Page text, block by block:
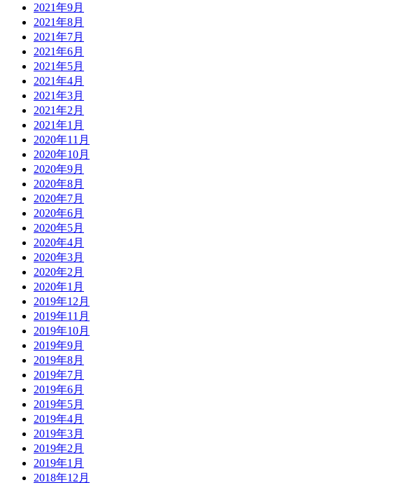
2021年9月
2021年8月
2021年7月
2021年6月
2021年5月
2021年4月
2021年3月
2021年2月
2021年1月
2020年11月
2020年10月
2020年9月
2020年8月
2020年7月
2020年6月
2020年5月
2020年4月
2020年3月
2020年2月
2020年1月
2019年12月
2019年11月
2019年10月
2019年9月
2019年8月
2019年7月
2019年6月
2019年5月
2019年4月
2019年3月
2019年2月
2019年1月
2018年12月